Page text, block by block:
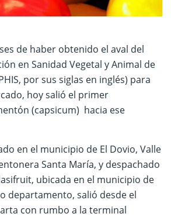
de haber obtenido el aval del
en Sanidad Vegetal y Animal de
por sus siglas en inglés) para
hoy salió el primer
(capsicum) hacia ese
en el municipio de El Dovio, Valle
Santa María, y despachado
ubicada en el municipio de
departamento, salió desde el
con rumbo a la terminal